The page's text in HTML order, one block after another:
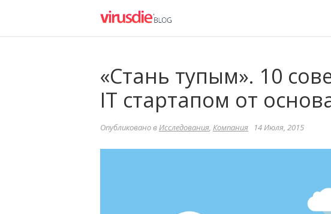
«Стань тупым». 10
IT стартапом от
Опубликовано вИсследования, Компания 14 Июля, 2015